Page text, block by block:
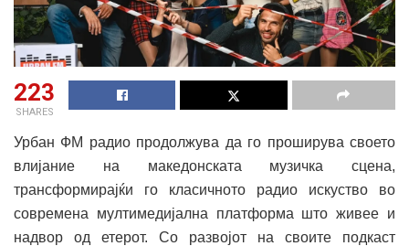
223
SHARES
Урбан ФМ радио продолжува да го проширува своето
влијание на македонската музичка сцена,
трансформирајќи го класичното радио искуство во
современа мултимедијална платформа што живее и
надвор од етерот. Со развојот на своите подкаст